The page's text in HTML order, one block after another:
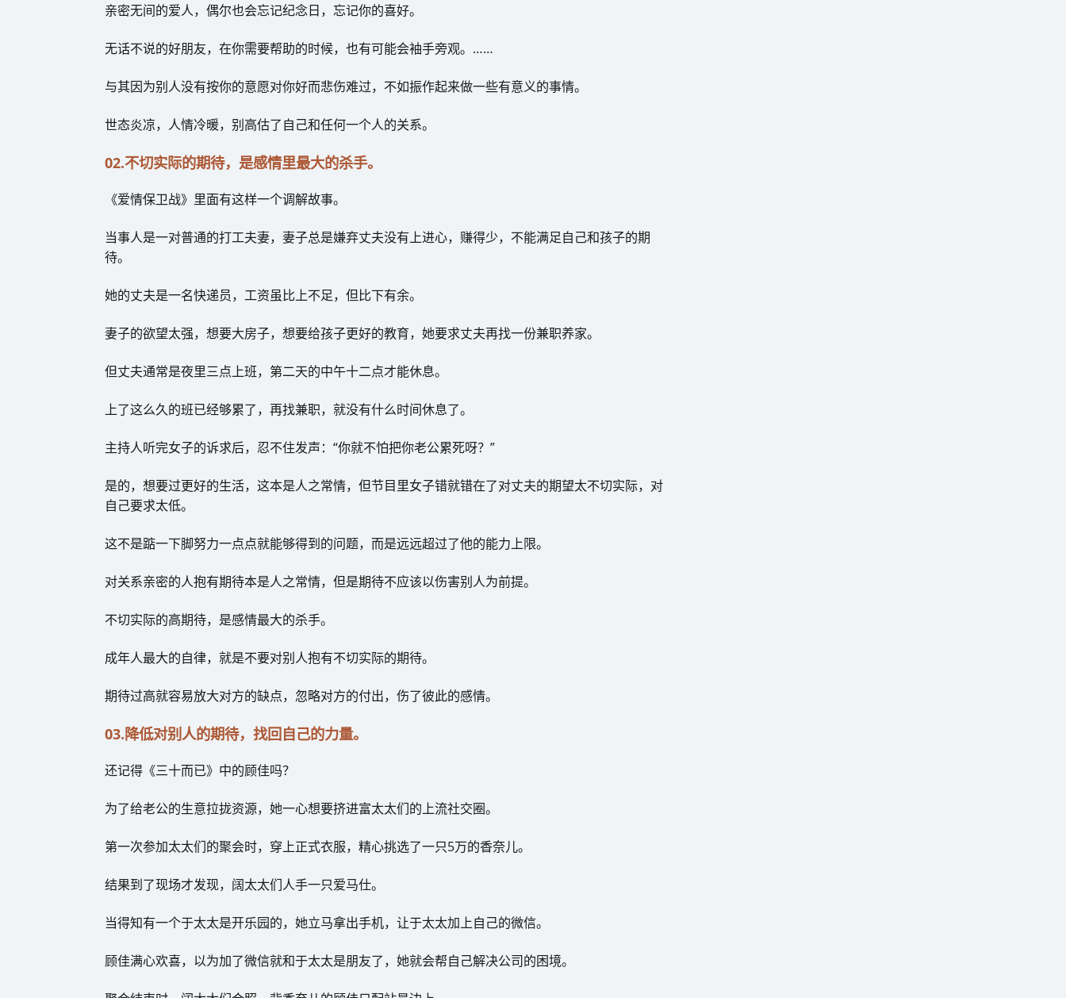
亲密无间的爱人，偶尔也会忘记纪念日，忘记你的喜好。
无话不说的好朋友，在你需要帮助的时候，也有可能会袖手旁观。……
与其因为别人没有按你的意愿对你好而悲伤难过，不如振作起来做一些有意义的事情。
世态炎凉，人情冷暖，别高估了自己和任何一个人的关系。
02.不切实际的期待，是感情里最大的杀手。
《爱情保卫战》里面有这样一个调解故事。
当事人是一对普通的打工夫妻，妻子总是嫌弃丈夫没有上进心，赚得少，不能满足自己和孩子的期
待。
她的丈夫是一名快递员，工资虽比上不足，但比下有余。
妻子的欲望太强，想要大房子，想要给孩子更好的教育，她要求丈夫再找一份兼职养家。
但丈夫通常是夜里三点上班，第二天的中午十二点才能休息。
上了这么久的班已经够累了，再找兼职，就没有什么时间休息了。
主持人听完女子的诉求后，忍不住发声：“你就不怕把你老公累死呀？”
是的，想要过更好的生活，这本是人之常情，但节目里女子错就错在了对丈夫的期望太不切实际，对
自己要求太低。
这不是踮一下脚努力一点点就能够得到的问题，而是远远超过了他的能力上限。
对关系亲密的人抱有期待本是人之常情，但是期待不应该以伤害别人为前提。
不切实际的高期待，是感情最大的杀手。
成年人最大的自律，就是不要对别人抱有不切实际的期待。
期待过高就容易放大对方的缺点，忽略对方的付出，伤了彼此的感情。
03.降低对别人的期待，找回自己的力量。
还记得《三十而已》中的顾佳吗？
为了给老公的生意拉拢资源，她一心想要挤进富太太们的上流社交圈。
第一次参加太太们的聚会时，穿上正式衣服，精心挑选了一只5万的香奈儿。
结果到了现场才发现，阔太太们人手一只爱马仕。
当得知有一个于太太是开乐园的，她立马拿出手机，让于太太加上自己的微信。
顾佳满心欢喜，以为加了微信就和于太太是朋友了，她就会帮自己解决公司的困境。